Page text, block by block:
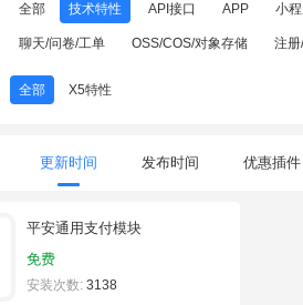
全部 技术特性 API接口 APP 小
聊天/问卷/工单 OSS/COS/对象存储 注
全部 X5特性
更新时间 发布时间 优惠插件
平安通用支付模块
免费
安装次数: 3138